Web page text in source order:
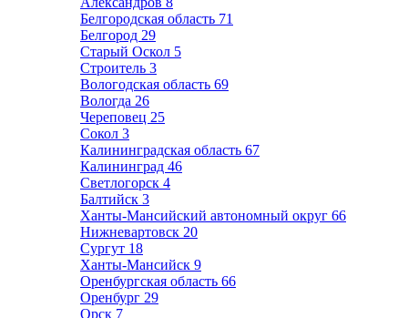
Белгородская область 71
Белгород 29
Старый Оскол 5
Строитель 3
Вологодская область 69
Вологда 26
Череповец 25
Сокол 3
Калининградская область 67
Калининград 46
Светлогорск 4
Балтийск 3
Ханты-Мансийский автономный округ 66
Нижневартовск 20
Сургут 18
Ханты-Мансийск 9
Оренбургская область 66
Оренбург 29
Орск 7